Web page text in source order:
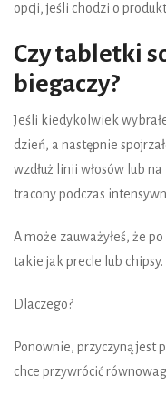
opcji, jeśli chodzi o
Czy tabletki
biegaczy?
Jeśli kiedykolwiek
dzień, a następnie
wzdłuż linii włosów lub
tracony podczas
A może zauważyłeś, że
takie jak precle lub chipsy.
Dlaczego?
Ponownie, przyczyną jest
chce przywrócić